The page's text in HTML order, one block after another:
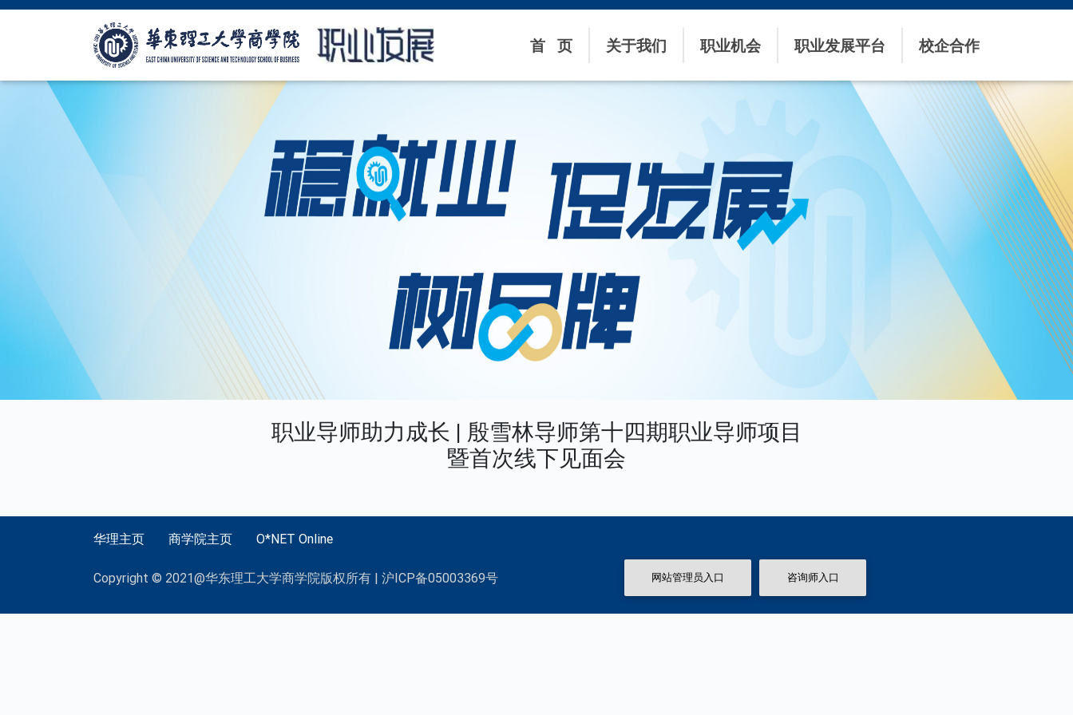
首 页 关于我们 职业机会 职业发展平台 校企合作
职业导师助力成长 | 殷雪林导师第十四期职业导师项目
暨首次线下见面会
华理主页 商学院主页 O*NET Online
Copyright © 2021@华东理工大学商学院版权所有 | 沪ICP备05003369号 网站管理员入口 咨询师入口